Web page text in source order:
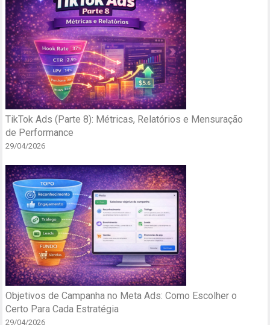
TikTok Ads (Parte 8): Métricas, Relatórios e Mensuração
de Performance
29/04/2026
Objetivos de Campanha no Meta Ads: Como Escolher o
Certo Para Cada Estratégia
29/04/2026